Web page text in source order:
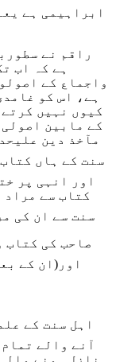
ابراہیمی ہے
راقم نے
ہے کہ اب
واجماع کے
ہے، اس کو
کیوں نہیں
کے مابین
مآخذ دین
سنت کے ہاں
اور انہی پر
کتاب سے مراد
سنت سے ان کی
صاحب کی کتاب
اور(ان کے
اہل سنت کے
آنے والے
نازل ہونے